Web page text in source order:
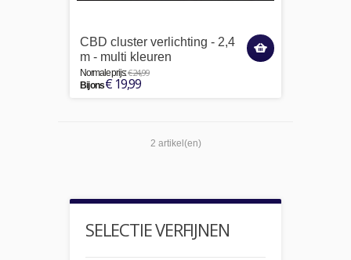
CBD cluster verlichting - 2,4
m - multi kleuren
Normale prijs:€ 24,99
Bij ons€ 19,99
2 artikel(en)
SELECTIE VERFIJNEN